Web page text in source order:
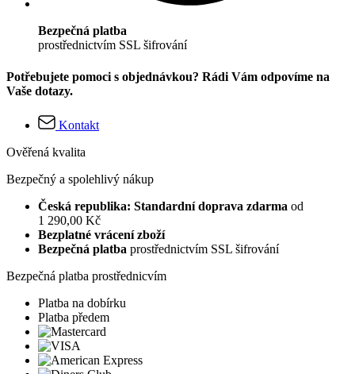
Bezpečná platba
prostřednictvím SSL šifrování
Potřebujete pomoci s objednávkou? Rádi Vám odpovíme na
Vaše dotazy.
Kontakt
Ověřená kvalita
Bezpečný a spolehlivý nákup
Česká republika: Standardní doprava zdarma od
1 290,00 Kč
Bezplatné vrácení zboží
Bezpečná platba prostřednictvím SSL šifrování
Bezpečná platba prostřednicvím
Platba na dobírku
Platba předem